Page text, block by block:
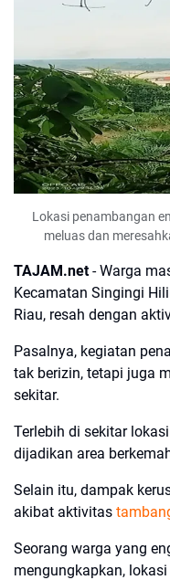
Lokasi penambangan
meluas dan
TAJAM.net- Warga
Kecamatan Singingi
Riau, resah dengan
Pasalnya, kegiatan
tak berizin, tetapi juga
sekitar.
Terlebih di sekitar
dijadikan area
Selain itu, dampak
akibat aktivitas
Seorang warga yang
mengungkapkan,